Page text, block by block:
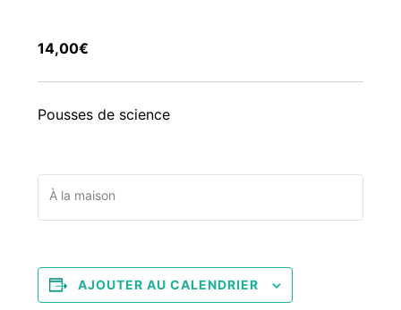
14,00€
Pousses de science
À la maison
AJOUTER AU CALENDRIER